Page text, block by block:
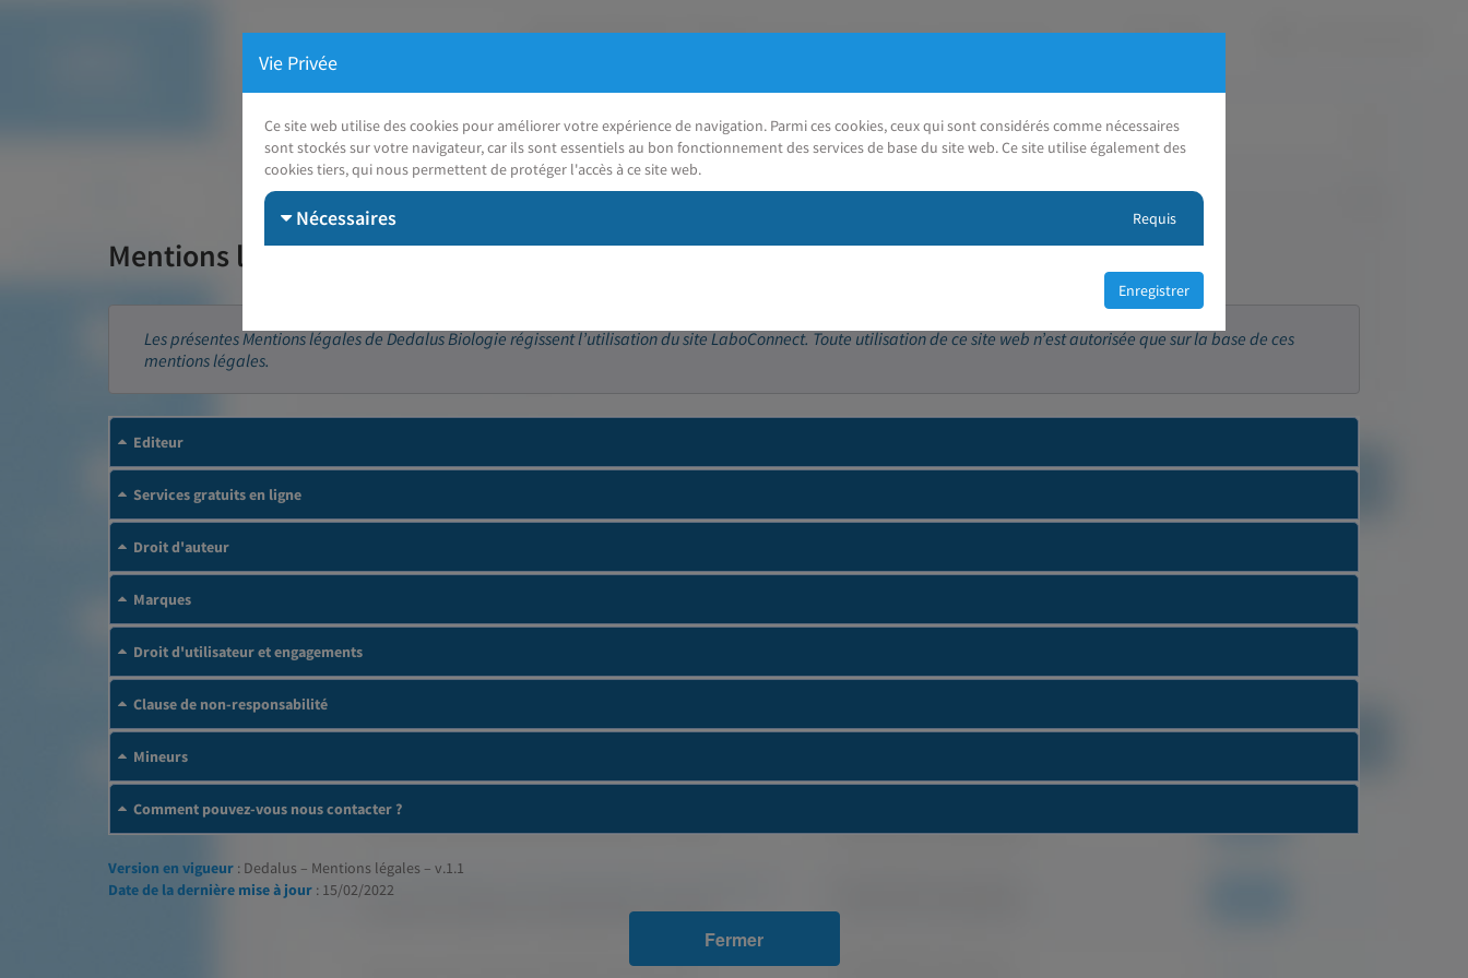
Mentions légales
Les présentes Mentions légales de Dedalus Biologie régissent l’utilisation du site LaboConnect. Toute utilisation de ce site web n’est autorisée que sur la base de ces
mentions légales.
Editeur
Services gratuits en ligne
Droit d'auteur
Marques
Droit d'utilisateur et engagements
Clause de non-responsabilité
Mineurs
Comment pouvez-vous nous contacter ?
Version en vigueur : Dedalus – Mentions légales – v.1.1
Date de la dernière mise à jour : 15/02/2022
Fermer
Vie Privée
Ce site web utilise des cookies pour améliorer votre expérience de navigation. Parmi ces cookies, ceux qui sont considérés comme nécessaires
sont stockés sur votre navigateur, car ils sont essentiels au bon fonctionnement des services de base du site web. Ce site utilise également des
cookies tiers, qui nous permettent de protéger l'accès à ce site web.
Nécessaires Requis